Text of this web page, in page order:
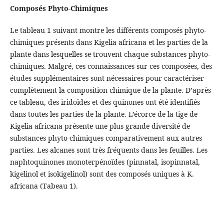
Composés Phyto-Chimiques
Le tableau 1 suivant montre les différents composés phyto-
chimiques présents dans Kigelia africana et les parties de la
plante dans lesquelles se trouvent chaque substances phyto-
chimiques. Malgré, ces connaissances sur ces composées, des
études supplémentaires sont nécessaires pour caractériser
complètement la composition chimique de la plante. D’après
ce tableau, des iridoïdes et des quinones ont été identifiés
dans toutes les parties de la plante. L’écorce de la tige de
Kigelia africana présente une plus grande diversité de
substances phyto-chimiques comparativement aux autres
parties. Les alcanes sont très fréquents dans les feuilles. Les
naphtoquinones monoterpénoïdes (pinnatal, isopinnatal,
kigelinol et isokigelinol) sont des composés uniques à K.
africana (Tabeau 1).